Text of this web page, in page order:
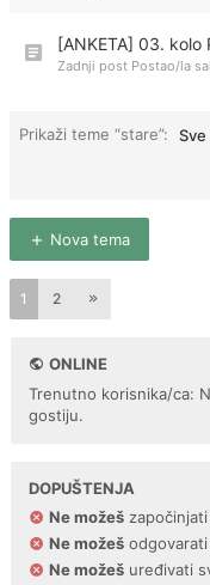
[ANKETA] 03. kolo
Zadnji post Postao/la
Prikaži teme “stare”:
Nova tema
1 2
ONLINE
Trenutno korisnika/ca:
gostiju.
DOPUŠTENJA
Ne možeš
Ne možeš
Ne možeš uređivati